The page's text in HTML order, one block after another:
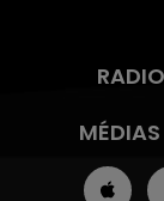
RADIO
MÉDIAS